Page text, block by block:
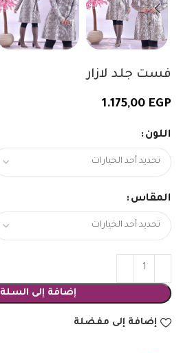
فست جلد لازار
1.175,00 EGP
اللون
المقاس
إضافة إلى السلة
إضافة إلى مفضلة